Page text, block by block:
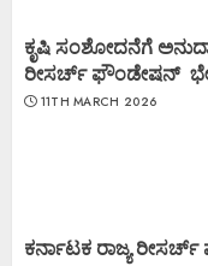
ಕೃಷಿ ಸಂಶೋದನೆಗೆ
ರೀಸರ್ಚ್ ಫೌಂಡೇಷನ್
11TH MARCH 2026
ಕರ್ನಾಟಕ ರಾಜ್ಯ